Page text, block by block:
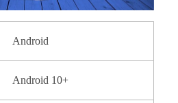
Android
Android 10+